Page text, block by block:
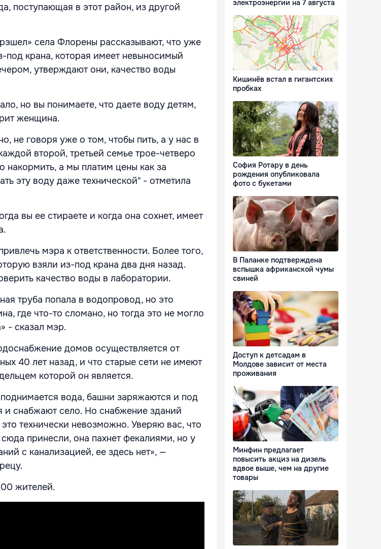
поступающая в этот район, из другой
села Флорены рассказывают, что уже
крана, которая имеет невыносимый
утверждают они, качество воды
но вы понимаете, что даете воду детям,
женщина.
не говоря уже о том, чтобы пить, а у нас в
второй, третьей семье трое-четверо
накормить, а мы платим цены как за
эту воду даже технической" - отметила
вы ее стираете и когда она сохнет, имеет
мэра к ответственности. Более того,
взяли из-под крана два дня назад.
качество воды в лаборатории.
труба попала в водопровод, но это
где что-то сломано, но тогда это не могло
- сказал мэр.
домов осуществляется от
40 лет назад, и что старые сети не имеют
которой он является.
вода, башни заряжаются и под
и снабжают село. Но снабжение зданий
технически невозможно. Уверяю вас, что
принесли, она пахнет фекалиями, но у
с канализацией, ее здесь нет», —
жителей.
электроэнергии на 7 августа
Кишинёв встал в гигантских
пробках
София Ротару в день
рождения опубликовала
фото с букетами
В Паланке подтверждена
вспышка африканской чумы
свиней
Доступ к детсадам в
Молдове зависит от места
проживания
Минфин предлагает
повысить акциз на дизель
вдвое выше, чем на другие
товары